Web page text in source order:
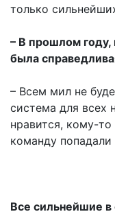
только
– В прошлом году,
была
– Всем мил не
система для всех
нравится, кому-
команду
Все сильнейшие в